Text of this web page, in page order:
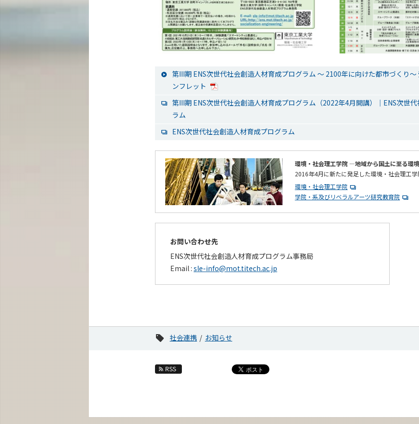
第III期 ENS次世代社会創造人材育成プログラム ～ 2100年に向けた都市づくり
ンフレット
第III期 ENS次世代社会創造人材育成プログラム（2022年4月開講）｜ENS次世
ラム
ENS次世代社会創造人材育成プログラム
環境・社会理工学院 ―地域から国土に至る環
2016年4月に新たに発足した環境・社会理工学
環境・社会理工学院
学院・系及びリベラルアーツ研究教育院
お問い合わせ先
ENS次世代社会創造人材育成プログラム事務局
Email : sle-info@mot.titech.ac.jp
社会連携 お知らせ
RSS